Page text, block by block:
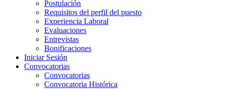
Postulación
Requisitos del perfil del puesto
Experiencia Laboral
Evaluaciones
Entrevistas
Bonificaciones
Iniciar Sesión
Convocatorias
Convocatorias
Convocatoria Histórica